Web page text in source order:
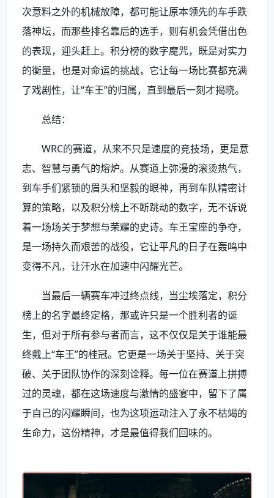
次意料之外的机械故障，都可能让原本领先的车手跌
落神坛，而那些排名靠后的选手，则有机会凭借出色
的表现，迎头赶上。积分榜的数字魔咒，既是对实力
的衡量，也是对命运的挑战，它让每一场比赛都充满
了戏剧性，让“车王”的归属，直到最后一刻才揭晓。
总结：
WRC的赛道，从来不只是速度的竞技场，更是意
志、智慧与勇气的熔炉。从赛道上弥漫的滚烫热气，
到车手们紧锁的眉头和坚毅的眼神，再到车队精密计
算的策略，以及积分榜上不断跳动的数字，无不诉说
着一场场关于梦想与荣耀的史诗。车王宝座的争夺，
是一场持久而艰苦的战役，它让平凡的日子在轰鸣中
变得不凡，让汗水在加速中闪耀光芒。
当最后一辆赛车冲过终点线，当尘埃落定，积分
榜上的名字最终定格，那或许只是一个胜利者的诞
生，但对于所有参与者而言，这不仅仅是关于谁能最
终戴上“车王”的桂冠。它更是一场关于坚持、关于突
破、关于团队协作的深刻诠释。每一位在赛道上拼搏
过的灵魂，都在这场速度与激情的盛宴中，留下了属
于自己的闪耀瞬间，也为这项运动注入了永不枯竭的
生命力，这份精神，才是最值得我们回味的。